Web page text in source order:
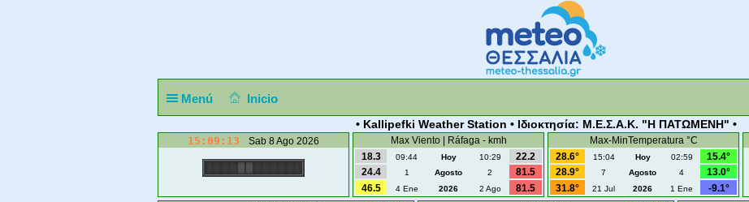
Menú Inicio
• Kallipefki Weather Station • Ιδιοκτησία: Μ.Ε.Σ.Α.Κ. "Η ΠΑΤΩΜΕΝΗ" •
15:09:13 Sab 8 Ago 2026
Max Viento | Ráfaga - kmh
18.3
09:44 Hoy 10:29
22.2
24.4
1 Agosto 2
81.5
46.5
4 Ene 2026 2 Ago 81.5
Max-MinTemperatura °C
28.6°
15:04 Hoy 02:59
15.4°
28.9°
7 Agosto 4
13.0°
31.8°
21 Jul 2026 1 Ene -9.1°